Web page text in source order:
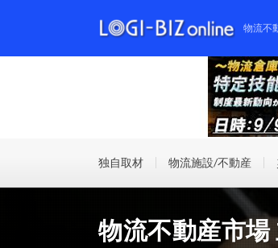
物流不
独自取材 物流施設/不動産
物流不動産市